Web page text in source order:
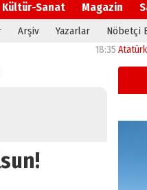
Kültür-Sanat Magazin
Arşiv Yazarlar Nöbetçi
Atatürk